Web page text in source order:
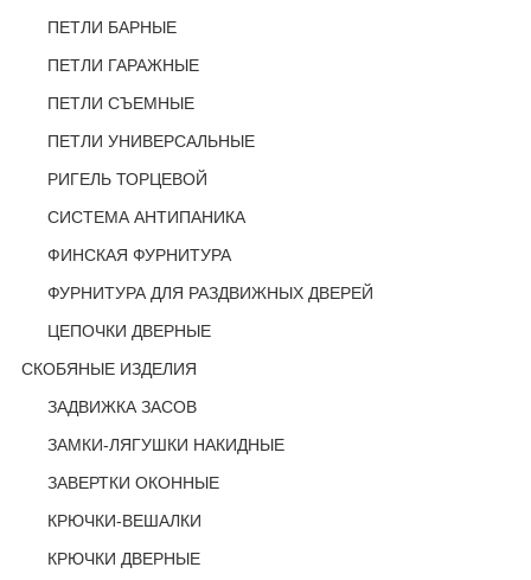
ПЕТЛИ БАРНЫЕ
ПЕТЛИ ГАРАЖНЫЕ
ПЕТЛИ СЪЕМНЫЕ
ПЕТЛИ УНИВЕРСАЛЬНЫЕ
РИГЕЛЬ ТОРЦЕВОЙ
СИСТЕМА АНТИПАНИКА
ФИНСКАЯ ФУРНИТУРА
ФУРНИТУРА ДЛЯ РАЗДВИЖНЫХ ДВЕРЕЙ
ЦЕПОЧКИ ДВЕРНЫЕ
СКОБЯНЫЕ ИЗДЕЛИЯ
ЗАДВИЖКА ЗАСОВ
ЗАМКИ-ЛЯГУШКИ НАКИДНЫЕ
ЗАВЕРТКИ ОКОННЫЕ
КРЮЧКИ-ВЕШАЛКИ
КРЮЧКИ ДВЕРНЫЕ